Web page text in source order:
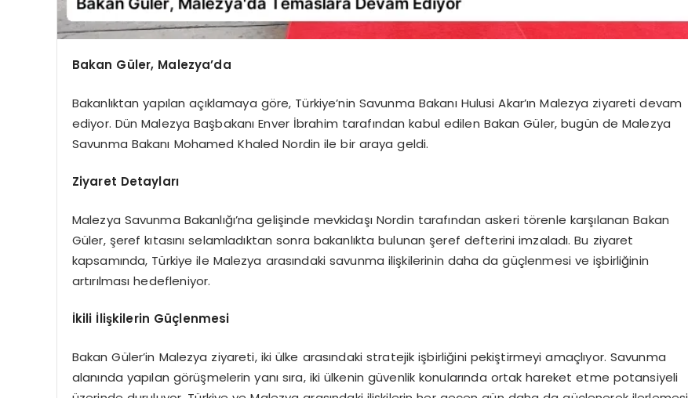
Bakan Güler, Malezya’da
Bakanlıktan yapılan açıklamaya göre, Türkiye’nin Savunma Bakanı Hulusi Akar’ın Malezya ziyareti devam
ediyor. Dün Malezya Başbakanı Enver İbrahim tarafından kabul edilen Bakan Güler, bugün de Malezya
Savunma Bakanı Mohamed Khaled Nordin ile bir araya geldi.
Ziyaret Detayları
Malezya Savunma Bakanlığı’na gelişinde mevkidaşı Nordin tarafından askeri törenle karşılanan Bakan
Güler, şeref kıtasını selamladıktan sonra bakanlıkta bulunan şeref defterini imzaladı. Bu ziyaret
kapsamında, Türkiye ile Malezya arasındaki savunma ilişkilerinin daha da güçlenmesi ve işbirliğinin
artırılması hedefleniyor.
İkili İlişkilerin Güçlenmesi
Bakan Güler’in Malezya ziyareti, iki ülke arasındaki stratejik işbirliğini pekiştirmeyi amaçlıyor. Savunma
alanında yapılan görüşmelerin yanı sıra, iki ülkenin güvenlik konularında ortak hareket etme potansiyeli